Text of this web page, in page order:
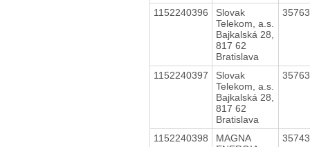
1152240396
Slovak
Telekom, a.s.
Bajkalská 28,
817 62
Bratislava
1152240397
Slovak
Telekom, a.s.
Bajkalská 28,
817 62
Bratislava
1152240398
MAGNA